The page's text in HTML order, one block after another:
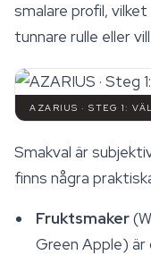
smalare profil,
tunnare rulle eller
AZARIUS · STEG 1:
Smakval är
finns några
Fruktsmaker
Green Apple)